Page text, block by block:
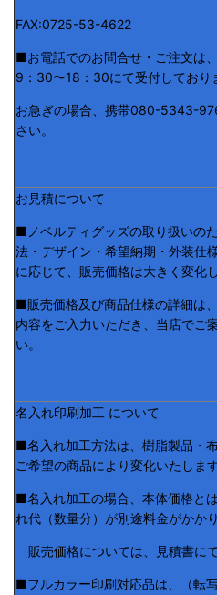
FAX:0725-53-4622
■お電話でのお問合せ・ご注文
9：30〜18：30にて受付しており
お急ぎの場合、携帯080-5343-
さい。
お見積について
■ノベルティグッズの取り扱いの
法・デザイン・希望納期・外装仕
に応じて、販売価格は大きく変化し
■販売価格及び商品仕様の詳細は
内容をご入力いただき、当店でご
い。
名入れ印刷加工 について
■名入れ加工方法は、樹脂製品・
ご希望の商品により変化いたします
■名入れ加工の場合、本体価格と
れ代（数量分）が別途料金がかかり
販売価格については、見積書に
■フルカラー印刷対応品は、（転